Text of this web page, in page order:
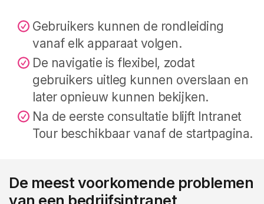
Gebruikers kunnen de rondleiding
vanaf elk apparaat volgen.
De navigatie is flexibel, zodat
gebruikers uitleg kunnen overslaan en
later opnieuw kunnen bekijken.
Na de eerste consultatie blijft Intranet
Tour beschikbaar vanaf de startpagina.
De meest voorkomende problemen
van een bedrijfsintranet